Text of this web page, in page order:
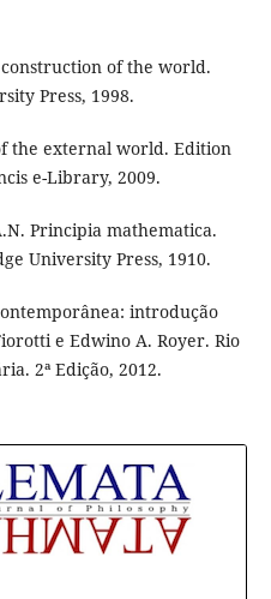
construction of the world.
Press, 1998.
the external world. Edition
e-Library, 2009.
Principia mathematica.
University Press, 1910.
introdução
e Edwino A. Royer. Rio
2ª Edição, 2012.